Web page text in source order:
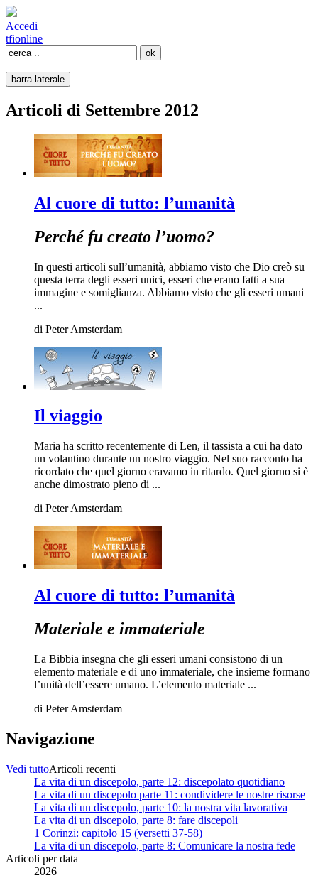
Accedi
tfionline
barra laterale
Articoli di Settembre 2012
Al cuore di tutto: l’umanità
Perché fu creato l’uomo?
In questi articoli sull’umanità, abbiamo visto che Dio creò su
questa terra degli esseri unici, esseri che erano fatti a sua
immagine e somiglianza. Abbiamo visto che gli esseri umani
...
di Peter Amsterdam
Il viaggio
Maria ha scritto recentemente di Len, il tassista a cui ha dato
un volantino durante un nostro viaggio. Nel suo racconto ha
ricordato che quel giorno eravamo in ritardo. Quel giorno si è
anche dimostrato pieno di ...
di Peter Amsterdam
Al cuore di tutto: l’umanità
Materiale e immateriale
La Bibbia insegna che gli esseri umani consistono di un
elemento materiale e di uno immateriale, che insieme formano
l’unità dell’essere umano. L’elemento materiale ...
di Peter Amsterdam
Navigazione
Vedi tuttoArticoli recenti
La vita di un discepolo, parte 12: discepolato quotidiano
La vita di un discepolo parte 11: condividere le nostre risorse
La vita di un discepolo, parte 10: la nostra vita lavorativa
La vita di un discepolo, parte 8: fare discepoli
1 Corinzi: capitolo 15 (versetti 37-58)
La vita di un discepolo, parte 8: Comunicare la nostra fede
Articoli per data
2026